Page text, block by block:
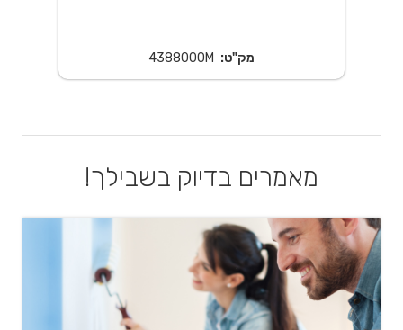
מק"ט: 4388000M
מאמרים בדיוק בשבילך!